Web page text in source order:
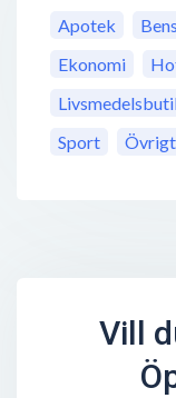
Apotek
Ekonomi
Sport
Övrigt
Vill